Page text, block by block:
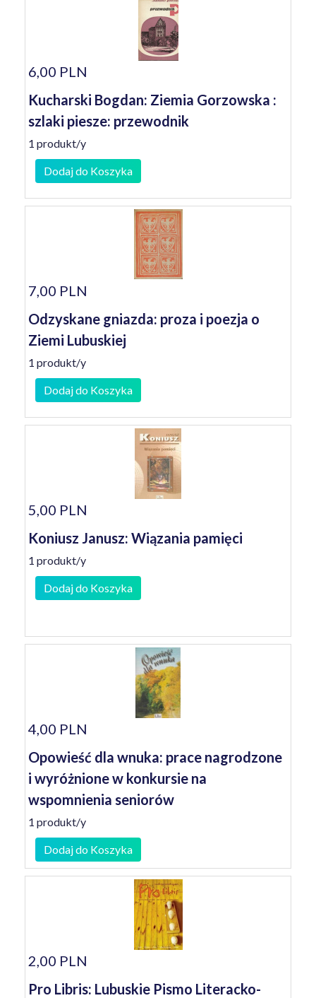
6,00 PLN
Kucharski Bogdan: Ziemia Gorzowska :
szlaki piesze: przewodnik
1 produkt/y
Dodaj do Koszyka
7,00 PLN
Odzyskane gniazda: proza i poezja o
Ziemi Lubuskiej
1 produkt/y
Dodaj do Koszyka
5,00 PLN
Koniusz Janusz: Wiązania pamięci
1 produkt/y
Dodaj do Koszyka
4,00 PLN
Opowieść dla wnuka: prace nagrodzone
i wyróżnione w konkursie na
wspomnienia seniorów
1 produkt/y
Dodaj do Koszyka
2,00 PLN
Pro Libris: Lubuskie Pismo Literacko-